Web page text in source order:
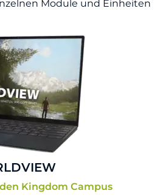
Module und Einheiten
Kingdom Campus